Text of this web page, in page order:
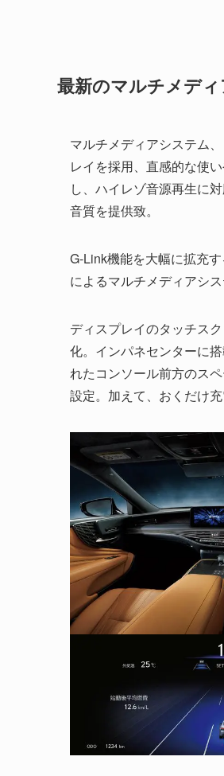
最新のマルチメデ
マルチメディアシステム
レイを採用、直感的な使
し、ハイレゾ音源再生に
音質を提供致。
G-Link機能を大幅に拡充
によるマルチメディアシス
ディスプレイのタッチス
化。インパネセンターに
れたコンソール前方のス
設定。加えて、おくだけ